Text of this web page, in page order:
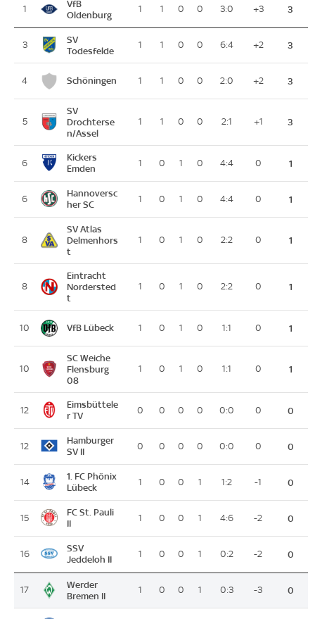
1
VfB
Oldenburg
1 1 0 0 3:0 +3 3
3
SV
Todesfelde
1 1 0 0 6:4 +2 3
4 Schöningen 1 1 0 0 2:0 +2 3
5
SV
Drochterse
n/Assel
1 1 0 0 2:1 +1 3
6
Kickers
Emden
1 0 1 0 4:4 0 1
6
Hannoversc
her SC
1 0 1 0 4:4 0 1
8
SV Atlas
Delmenhors
t
1 0 1 0 2:2 0 1
8
Eintracht
Nordersted
t
1 0 1 0 2:2 0 1
10 VfB Lübeck 1 0 1 0 1:1 0 1
10
SC Weiche
Flensburg
08
1 0 1 0 1:1 0 1
12
Eimsbüttele
r TV
0 0 0 0 0:0 0 0
12
Hamburger
SV II
0 0 0 0 0:0 0 0
14
1. FC Phönix
Lübeck
1 0 0 1 1:2 -1 0
15
FC St. Pauli
II
1 0 0 1 4:6 -2 0
16
SSV
Jeddeloh II
1 0 0 1 0:2 -2 0
17
Werder
Bremen II
1 0 0 1 0:3 -3 0